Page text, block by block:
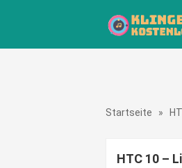
Startseite »
HTC 10 –